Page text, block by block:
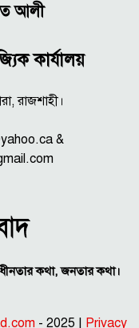
আলী
কার্যালয়
রাজশাহী।
&
কথা, জনতার কথা।
- 2025 | Privacy